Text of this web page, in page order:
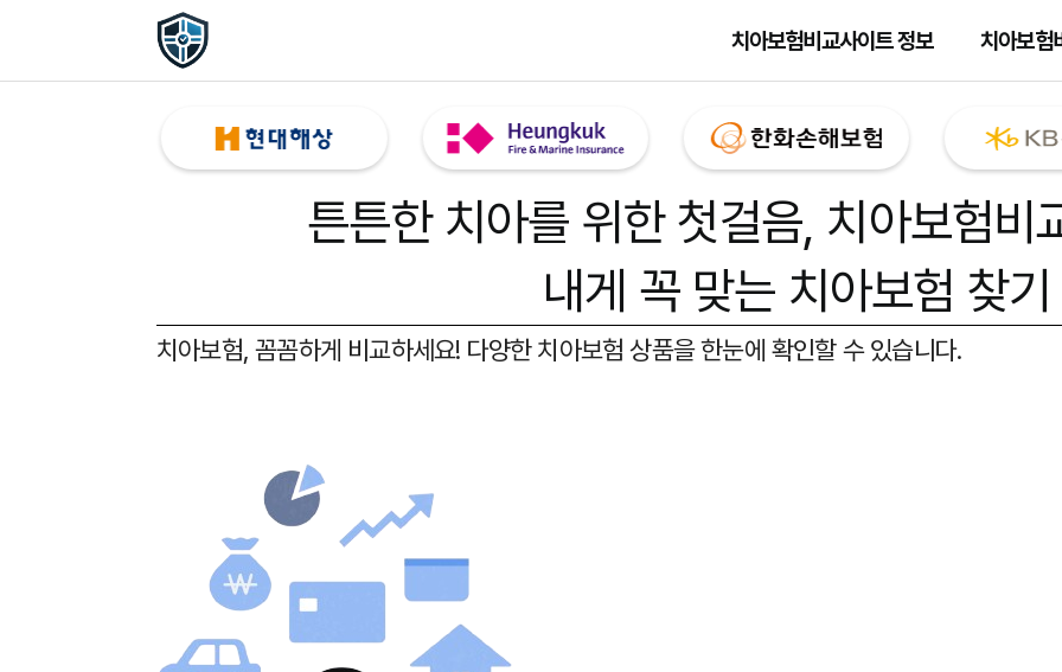
치아보험비교사이트 정보 치아보험
튼튼한 치아를 위한 첫걸음, 치아보험비
내게 꼭 맞는 치아보험 찾기
치아보험, 꼼꼼하게 비교하세요! 다양한 치아보험 상품을 한눈에 확인할 수 있습니다.